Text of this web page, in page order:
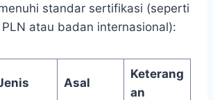
standar sertifikasi (seperti
atau badan internasional):
Asal
Keterang
an